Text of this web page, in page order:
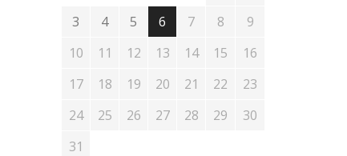
3
4 5 6 7 8
9
10
11 12 13 14 15
16
17
18 19 20 21 22
23
24
25 26 27 28 29
30
31